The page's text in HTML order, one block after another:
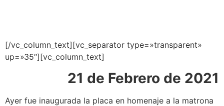
[/vc_column_text][vc_separator type=»transparent»
up=»35″][vc_column_text]
21 de Febrero de 2021
Ayer fue inaugurada la placa en homenaje a la matrona